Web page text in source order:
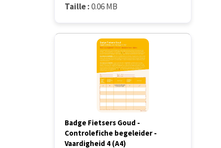
Taille :0.06 MB
Badge Fietsers Goud -
Controlefiche begeleider -
Vaardigheid 4 (A4)